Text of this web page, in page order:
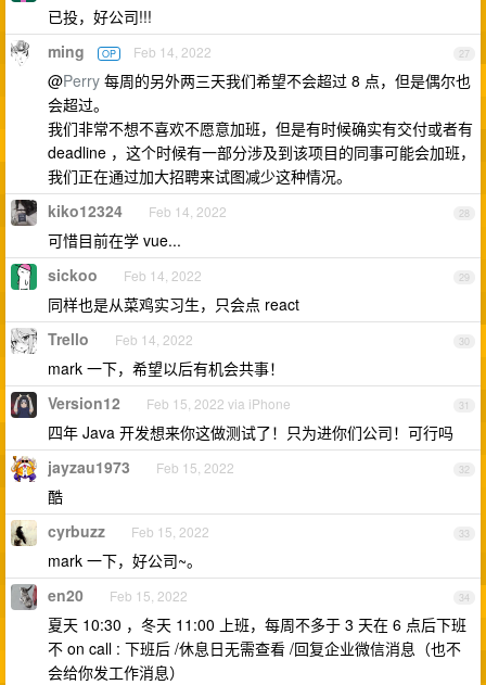
已投，好公司!!!
27
ming OP Feb 14, 2022
@Perry 每周的另外两三天我们希望不会超过 8 点，但是偶尔也
会超过。
我们非常不想不喜欢不愿意加班，但是有时候确实有交付或者有
deadline ，这个时候有一部分涉及到该项目的同事可能会加班，
我们正在通过加大招聘来试图减少这种情况。
28
kiko12324 Feb 14, 2022
可惜目前在学 vue...
29
sickoo Feb 14, 2022
同样也是从菜鸡实习生，只会点 react
30
Trello Feb 14, 2022
mark 一下，希望以后有机会共事！
31
Version12 Feb 15, 2022 via iPhone
四年 Java 开发想来你这做测试了！只为进你们公司！可行吗
32
jayzau1973 Feb 15, 2022
酷
33
cyrbuzz Feb 15, 2022
mark 一下，好公司~。
34
en20 Feb 15, 2022
夏天 10:30 ，冬天 11:00 上班，每周不多于 3 天在 6 点后下班
不 on call : 下班后 /休息日无需查看 /回复企业微信消息（也不
会给你发工作消息）